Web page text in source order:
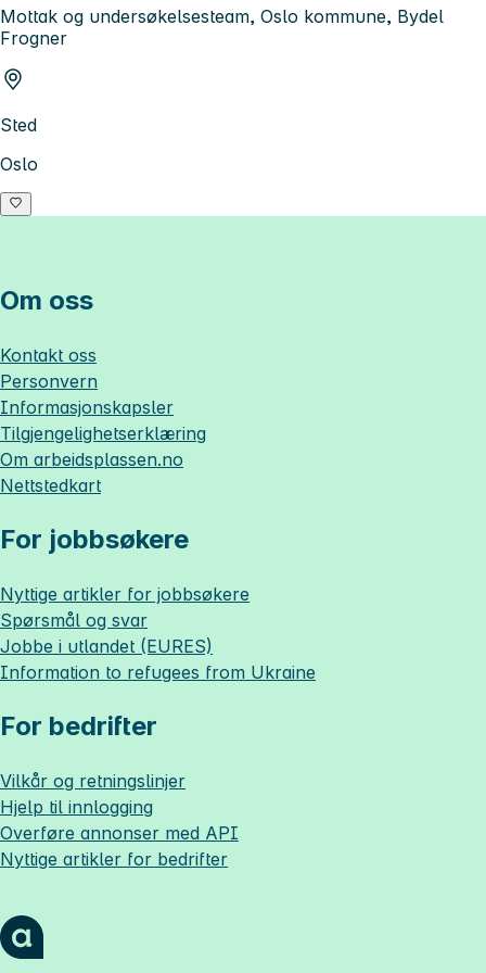
Mottak og undersøkelsesteam, Oslo kommune, Bydel
Frogner
Sted
Oslo
Om oss
Kontakt oss
Personvern
Informasjonskapsler
Tilgjengelighetserklæring
Om arbeidsplassen.no
Nettstedkart
For jobbsøkere
Nyttige artikler for jobbsøkere
Spørsmål og svar
Jobbe i utlandet (EURES)
Information to refugees from Ukraine
For bedrifter
Vilkår og retningslinjer
Hjelp til innlogging
Overføre annonser med API
Nyttige artikler for bedrifter